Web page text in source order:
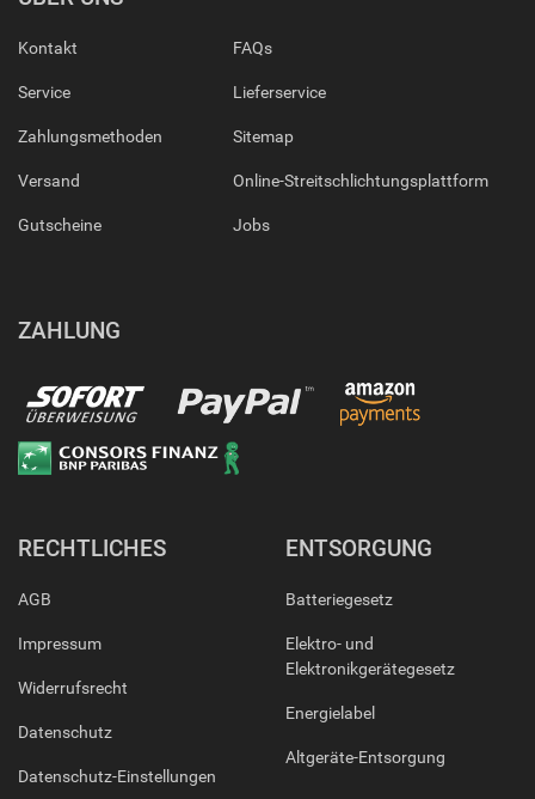
Kontakt
Service
Zahlungsmethoden
Versand
Gutscheine
FAQs
Lieferservice
Sitemap
Online-Streitschlichtungsplattform
Jobs
ZAHLUNG
RECHTLICHES
AGB
Impressum
Widerrufsrecht
Datenschutz
Datenschutz-Einstellungen
ENTSORGUNG
Batteriegesetz
Elektro- und
Elektronikgerätegesetz
Energielabel
Altgeräte-Entsorgung